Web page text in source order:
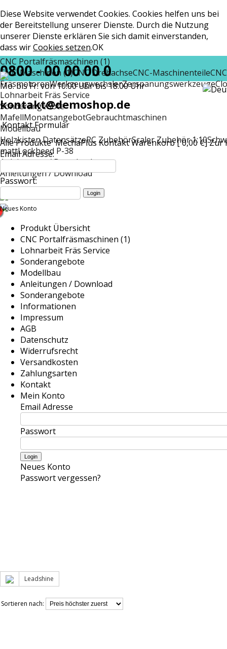
Diese Website verwendet Cookies. Cookies helfen uns bei
der Bereitstellung unserer Dienste. Durch die Nutzung
unserer Dienste erklären Sie sich damit einverstanden,
dass wirCookies setzen.OK
CNC Portalfräsmaschinen (1)
CNC-Maschinen (1)CNC DrehachseCNC-Maschinenteile
FräsmotorenWerkzeugwechslerZerspanungswerkzeuge
Lohnarbeit Fräs Service
Sonderangebote
MafellMonatsangebotGebrauchtmaschinen
Modellbau
Holzkisten DatensätzeRC ZubehörScaler Zubehör 1:10
mattLockheed P-38
Anleitungen / Download
Anleitungen / Download
0800 - 00 00 00 0
Mo. bis Fr. von 10:00 Uhr bis 18:00 Uhr
kontakt@demoshop.de
Kontakt Formular
Alle Produkte MechaPlus KontaktWarenkorb [ 0,00 €]Zur
Email Adresse:
Passwort:
Neues Konto
Produkt Übersicht
CNC Portalfräsmaschinen (1)
Lohnarbeit Fräs Service
Sonderangebote
Modellbau
Anleitungen / Download
Sonderangebote
Informationen
Impressum
AGB
Datenschutz
Widerrufsrecht
Versandkosten
Zahlungsarten
Kontakt
Mein Konto
Email Adresse
Passwort
Neues Konto
Passwort vergessen?
Leadshine
Sortieren nach: